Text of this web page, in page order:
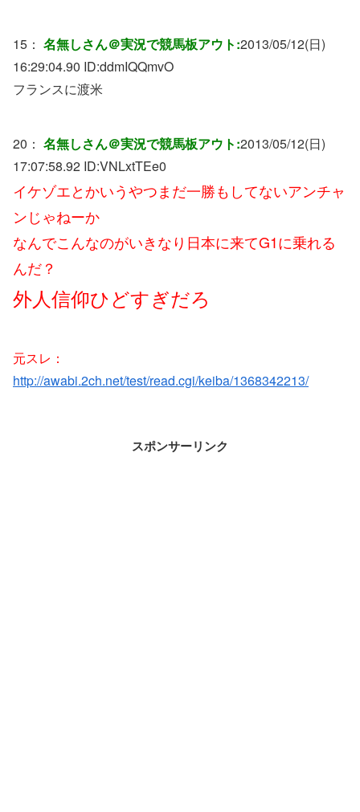
15： 名無しさん＠実況で競馬板アウト:2013/05/12(日)
16:29:04.90 ID:ddmIQQmvO
フランスに渡米
20： 名無しさん＠実況で競馬板アウト:2013/05/12(日)
17:07:58.92 ID:VNLxtTEe0
イケゾエとかいうやつまだ一勝もしてないアンチャ
ンじゃねーか
なんでこんなのがいきなり日本に来てG1に乗れる
んだ？
外人信仰ひどすぎだろ
元スレ：
http://awabi.2ch.net/test/read.cgi/keiba/1368342213/
スポンサーリンク